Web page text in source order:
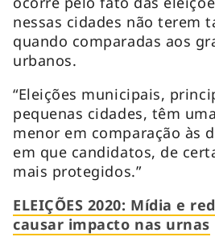
nessas cidades não terem
quando comparadas aos
urbanos.
“Eleições municipais,
pequenas cidades, têm
menor em comparação às
em que candidatos, de
mais protegidos.”
ELEIÇÕES 2020: Mídia e
causar impacto nas urnas